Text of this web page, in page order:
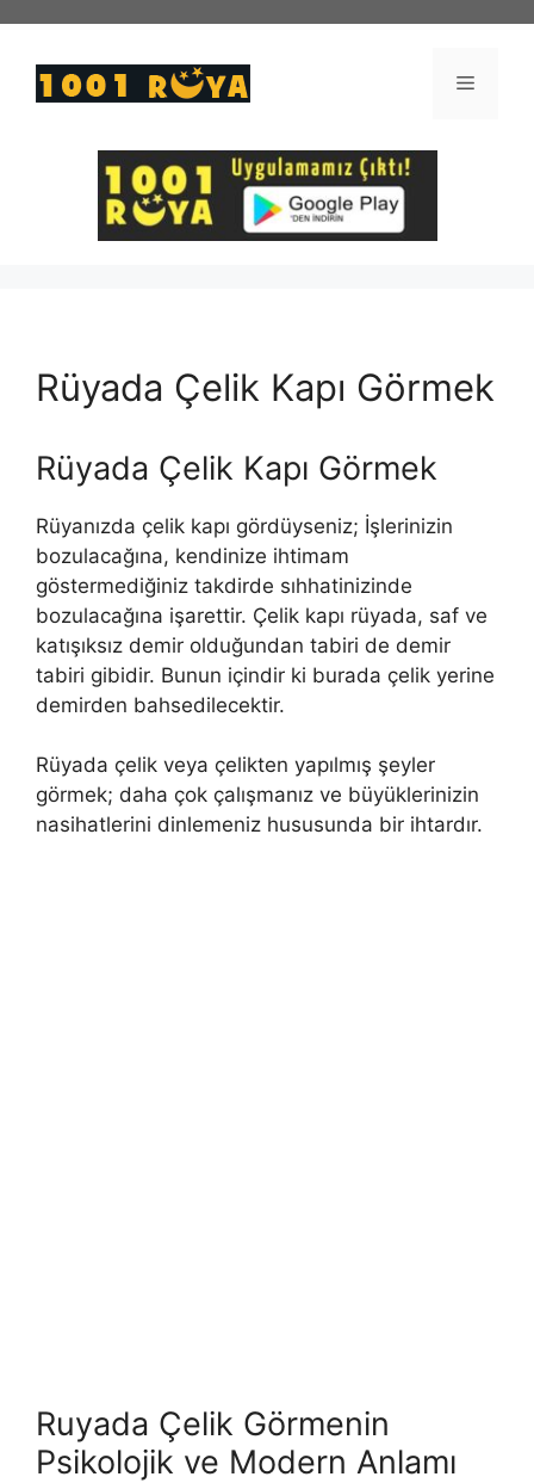
Menü
Rüyada Çelik Kapı Görmek
Rüyada Çelik Kapı Görmek
Rüyanızda çelik kapı gördüyseniz; İşlerinizin
bozulacağına, kendinize ihtimam
göstermediğiniz takdirde sıhhatinizinde
bozulacağına işarettir. Çelik kapı rüyada, saf ve
katışıksız demir olduğundan tabiri de demir
tabi­ri gibidir. Bunun içindir ki burada çelik yerine
demirden bahsedilecektir.
Rüyada çelik veya çelikten yapılmış şeyler
görmek; daha çok çalışmanız ve büyüklerinizin
nasihatlerini dinlemeniz hususunda bir ihtardır.
Ruyada Çelik Görmenin
Psikolojik ve Modern Anlamı